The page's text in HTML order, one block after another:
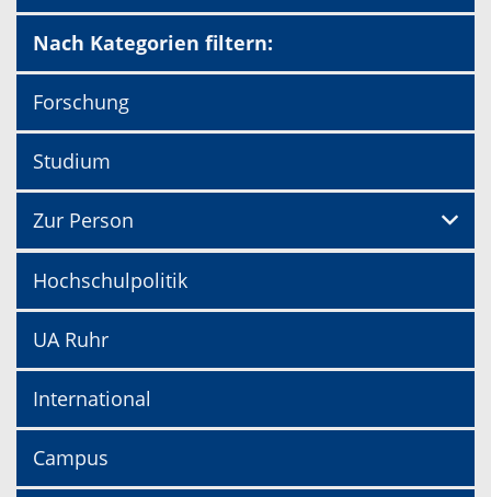
Nach Kategorien filtern:
Forschung
Studium
Zur Person
Hochschulpolitik
UA Ruhr
International
Campus